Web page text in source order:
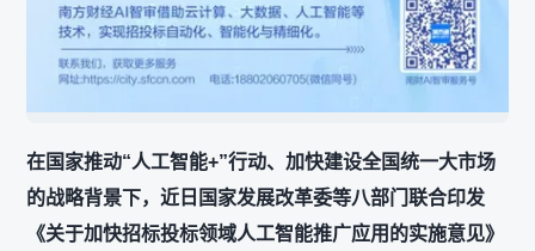
在国家推动“人工智能+”行动、加快建设全国统一大市场
的战略背景下，近日国家发展改革委等八部门联合印发
《关于加快招标投标领域人工智能推广应用的实施意见》